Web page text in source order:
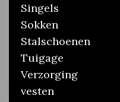
Singels
Sokken
Stalschoenen
Tuigage
Verzorging
vesten